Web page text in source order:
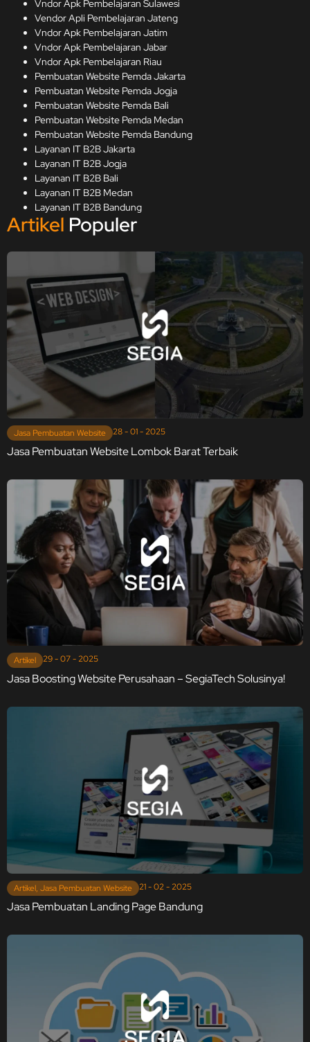
Vndor Apk Pembelajaran Sulawesi
Vendor Apli Pembelajaran Jateng
Vndor Apk Pembelajaran Jatim
Vndor Apk Pembelajaran Jabar
Vndor Apk Pembelajaran Riau
Pembuatan Website Pemda Jakarta
Pembuatan Website Pemda Jogja
Pembuatan Website Pemda Bali
Pembuatan Website Pemda Medan
Pembuatan Website Pemda Bandung
Layanan IT B2B Jakarta
Layanan IT B2B Jogja
Layanan IT B2B Bali
Layanan IT B2B Medan
Layanan IT B2B Bandung
Artikel Populer
Jasa Pembuatan Website 28 - 01 - 2025
Jasa Pembuatan Website Lombok Barat Terbaik
Artikel 29 - 07 - 2025
Jasa Boosting Website Perusahaan – SegiaTech Solusinya!
Artikel, Jasa Pembuatan Website 21 - 02 - 2025
Jasa Pembuatan Landing Page Bandung